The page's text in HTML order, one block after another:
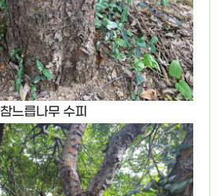
참느릅나무 수피